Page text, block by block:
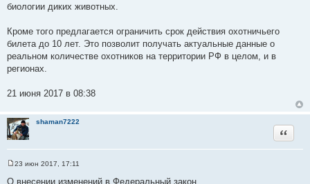
биологии диких животных.
Кроме того предлагается ограничить срок действия охотничьего
билета до 10 лет. Это позволит получать актуальные данные о
реальном количестве охотников на территории РФ в целом, и в
регионах.
21 июня 2017 в 08:38
shaman7222
Цитата
23 июн 2017, 17:11
О внесении изменений в Федеральный закон